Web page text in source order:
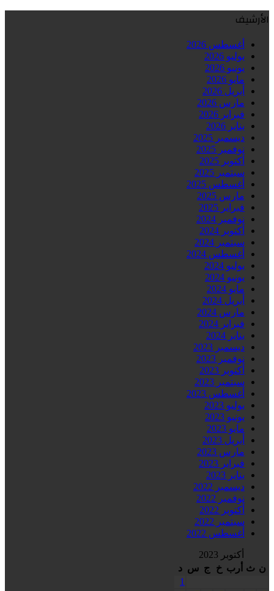
الأرشيف
أغسطس 2026
يوليو 2026
يونيو 2026
مايو 2026
أبريل 2026
مارس 2026
فبراير 2026
يناير 2026
ديسمبر 2025
نوفمبر 2025
أكتوبر 2025
سبتمبر 2025
أغسطس 2025
مارس 2025
فبراير 2025
نوفمبر 2024
أكتوبر 2024
سبتمبر 2024
أغسطس 2024
يوليو 2024
يونيو 2024
مايو 2024
أبريل 2024
مارس 2024
فبراير 2024
يناير 2024
ديسمبر 2023
نوفمبر 2023
أكتوبر 2023
سبتمبر 2023
أغسطس 2023
يوليو 2023
يونيو 2023
مايو 2023
أبريل 2023
مارس 2023
فبراير 2023
يناير 2023
ديسمبر 2022
نوفمبر 2022
أكتوبر 2022
سبتمبر 2022
أغسطس 2022
أكتوبر 2023
ن ث أرب خ ج س د
1